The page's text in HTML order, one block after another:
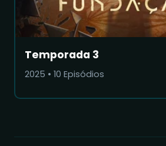
Temporada 3
2025 • 10 Episódios